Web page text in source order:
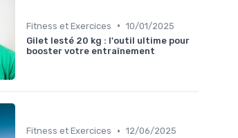
Fitness et Exercices • 10/01/2025
Gilet lesté 20 kg : l'outil ultime pour
booster votre entraînement
Fitness et Exercices • 12/06/2025